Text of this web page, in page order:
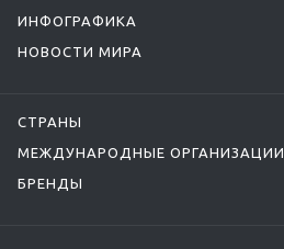
ИНФОГРАФИКА
НОВОСТИ МИРА
СТРАНЫ
МЕЖДУНАРОДНЫЕ ОРГАНИЗАЦИИ
БРЕНДЫ